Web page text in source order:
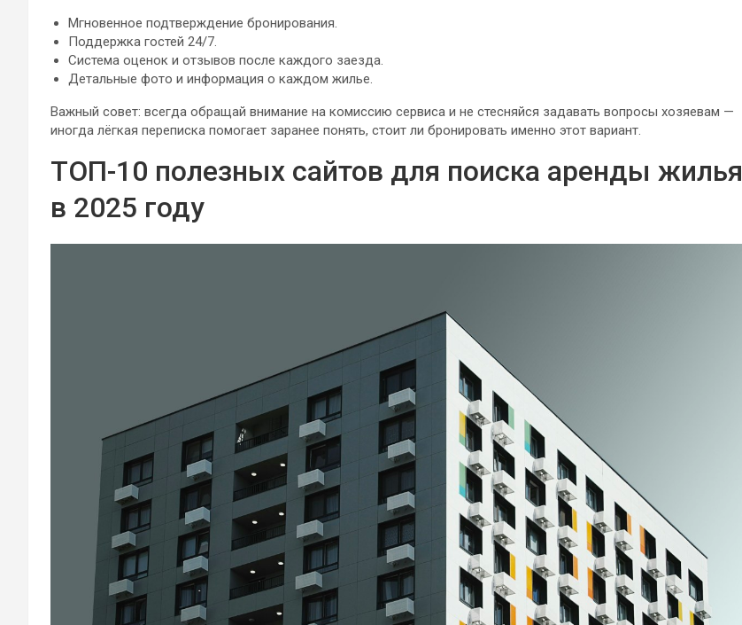
Мгновенное подтверждение бронирования.
Поддержка гостей 24/7.
Система оценок и отзывов после каждого заезда.
Детальные фото и информация о каждом жилье.
Важный совет: всегда обращай внимание на комиссию сервиса и не стесняйся задавать вопросы хозяевам —
иногда лёгкая переписка помогает заранее понять, стоит ли бронировать именно этот вариант.
ТОП-10 полезных сайтов для поиска аренды жилья
в 2025 году